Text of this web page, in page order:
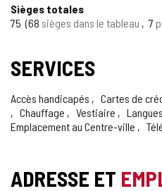
Sièges totales
75 68 sièges dans le tableau 7
SERVICES
Accès handicapés Cartes de
Chauffage
Vestiaire Langues
Emplacement au Centre-ville
ADRESSE ET